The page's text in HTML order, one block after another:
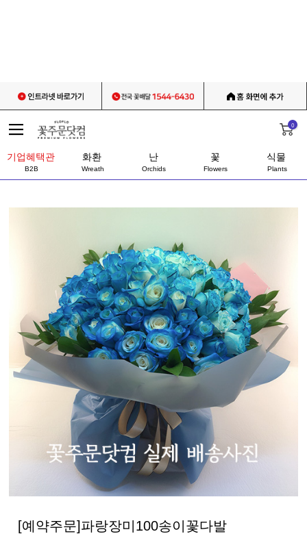
0
기업혜택관
B2B
화환
Wreath
난
Orchids
꽃
Flowers
식물
Plants
[예약주문]파랑장미100송이꽃다발